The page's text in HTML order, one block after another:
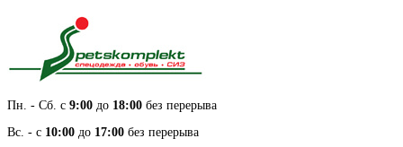
Пн. - Cб. с 9:00 до 18:00 без перерыва
Вс. - с 10:00 до 17:00 без перерыва